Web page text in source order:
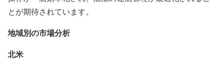
とが期待されています。
地域別の市場分析
北米